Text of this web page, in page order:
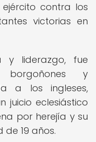
contra los
victorias en
liderazgo, fue
y
a los ingleses,
juicio eclesiástico
por herejía y su
de 19 años.